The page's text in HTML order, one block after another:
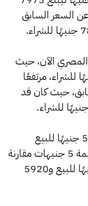
للشراء، عن السعر السابق
بالسوق المصري الآن، حيث
للبيع و6910 جنيهًا للشراء، مرتفعًا
حيث كان قد
وارتفع سعر عيار 18 ليصل إلى 5985 جنيهًا للبيع
و5925 جنيهًا للشراء، بعد زيادة بقيمة 5 جنيهات مقارنة
بالسعر السابق الذي بلغ 5980 جنيهًا للبيع و5920